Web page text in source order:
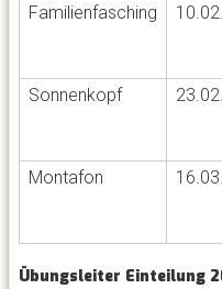
Familienfasching
Sonnenkopf
Montafon
Übungsleiter Einteilung